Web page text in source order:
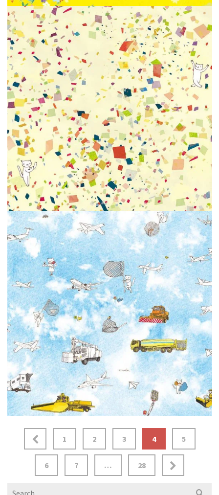
1 2 3 4 5
6 7 … 28
Search